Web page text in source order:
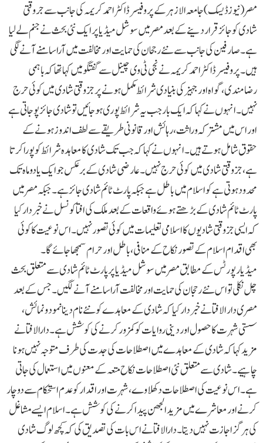
مصر(نیوزڈیسک ) جامعہ الازہر کے پروفیسر ڈاکٹر احمد کریمہ کی جانب سے جروقتی
شادی کو جائز قرار دینے کے بعد مصر میں سوشل میڈیا پر ایک نئی بحث نے جنم لے لیا
ہے۔صارفین کی جانب سے نئے رجحان کی حمایت اور مخالفت میں آرا سامنے آنے لگی
ہیں۔پروفیسر ڈاکٹر احمد کریمہ نے نجی ٹی وی چینل سے گفتگو میں کہا تھا کہ باہمی
رضامندی، گواہ اور جہیز کی بنیادی شرائط مکمل ہونے پر جزوقتی شادی میں کوئی حرج
نہیں۔انہوں نے کہا کہ ایک بار جب یہ شرائط پوری ہو جائیں تو شادی جائز پو جاتی ہے
اور اس میں مشترکہ وراثت، رہائش اور قانونی طریقے سے لطف اندوز ہونے کے
حقوق شامل ہوتے ہیں۔انہوں نے کہا کہ جب تک شادی کا معاہدہ شرائط کو پورا کرتا
ہے،جزوقتی شادی میں کوئی حرج نہیں۔عارضی شادی کے برعکس جو ایک یا دو ماہ تک
محدود ہوتی ہے کو اسلام میں باطل ہے جبکہ پارٹ ٹائم شادی جائز ہے۔جبکہ مصر میں
پارٹ ٹائم شادی کے بڑھتے ہوئے واقعات کے بعد ملک کی افتا کونسل نے خبردار کیا
کہ ایسی جز وقتی شادیوں کا اسلامی تعلیمات میں کوئی تصور نہیں۔ اس نوعیت کا کوئی
بھی اقدام اسلام کے تصور نکاح کے منافی، باطل اور حرام سمجھا جائے گا۔
میڈیارپورٹس کے مطابق مصر میں سوشل میڈیا پر پارٹ ٹائم شادی سے متعلق بحث
چل نکلی تو اس نئے رحجان کی حمایت اور مخالفت آرا سامنے آنے لگیں۔جس کے بعد
مصری دار الافتا نے خبردار کیا کہ شادی کے معاہدے کو نئے نام دینا نمود ونمائش،
سستی شہرت کا حصول اور دینی روایات کو کمزور کرنے کی کوشش ہے۔دارالافتا نے
مزید کہا کہ شادی کے معاہدے میں اصطلاحات کی جدت کی طرف متوجہ نہیں ہونا
چاہیے۔ شادی سے متعلق نئی اصطلاحات نکاح متعہ کے معنوں میں استعمال کی جاتی
ہے۔ اس نوعیت کی اصطلاحات دکھلاوے، شہرت اور اقدار کو عدم استحکام سے دوچار
کرنے اور معاشرے میں مزید الجھن پیدا کرنے کی کوشش ہے۔اسلام ایسے مشاغل
کی ہر گز اجازت نہیں دیتا۔دارالافتا نے اس بات کی تصدیق کی کہ کچھ لوگ شادی